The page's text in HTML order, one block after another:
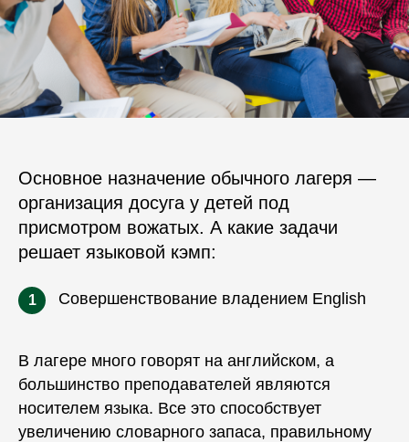
Основное назначение обычного лагеря —
организация досуга у детей под
присмотром вожатых. А какие задачи
решает языковой кэмп:
1 Совершенствование владением English
В лагере много говорят на английском, а
большинство преподавателей являются
носителем языка. Все это способствует
увеличению словарного запаса, правильному